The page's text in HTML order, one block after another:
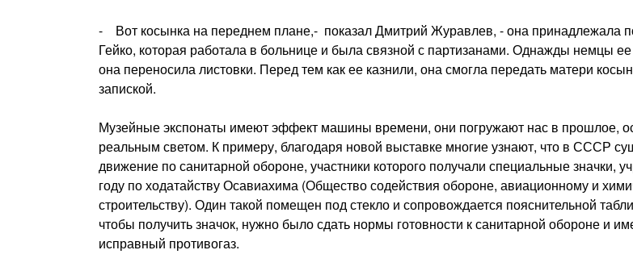
- Вот косынка на переднем плане,- показал Дмитрий Журавлев, - она принадлежала
Гейко, которая работала в боль­нице и была связной с партизанами. Однажды немцы
она переносила листовки. Перед тем как ее казнили, она смогла передать матери
за­пиской.
Музейные экспонаты имеют эф­фект машины времени, они погружа­ют нас в прошлое,
реальным светом. К примеру, благода­ря новой выставке многие узнают, что в СССР
движение по санитарной обороне, участники которого получали специальные значки,
году по ходатайству Осавиахима (Общество содействия обороне, авиационному и
строительству). Один такой помещен под стекло и сопро­вождается пояснительной
чтобы получить значок, нужно было сдать нормы готовности к санитарной обороне и
исправный противогаз.